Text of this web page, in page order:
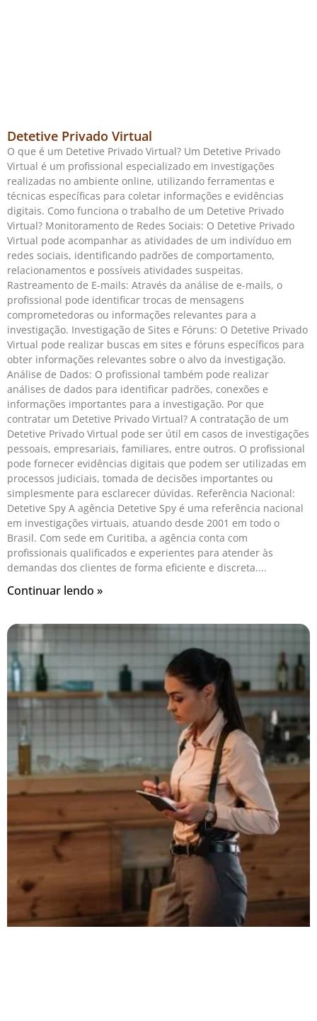
Detetive Privado Virtual
O que é um Detetive Privado Virtual? Um Detetive Privado
Virtual é um profissional especializado em investigações
realizadas no ambiente online, utilizando ferramentas e
técnicas específicas para coletar informações e evidências
digitais. Como funciona o trabalho de um Detetive Privado
Virtual? Monitoramento de Redes Sociais: O Detetive Privado
Virtual pode acompanhar as atividades de um indivíduo em
redes sociais, identificando padrões de comportamento,
relacionamentos e possíveis atividades suspeitas.
Rastreamento de E-mails: Através da análise de e-mails, o
profissional pode identificar trocas de mensagens
comprometedoras ou informações relevantes para a
investigação. Investigação de Sites e Fóruns: O Detetive Privado
Virtual pode realizar buscas em sites e fóruns específicos para
obter informações relevantes sobre o alvo da investigação.
Análise de Dados: O profissional também pode realizar
análises de dados para identificar padrões, conexões e
informações importantes para a investigação. Por que
contratar um Detetive Privado Virtual? A contratação de um
Detetive Privado Virtual pode ser útil em casos de investigações
pessoais, empresariais, familiares, entre outros. O profissional
pode fornecer evidências digitais que podem ser utilizadas em
processos judiciais, tomada de decisões importantes ou
simplesmente para esclarecer dúvidas. Referência Nacional:
Detetive Spy A agência Detetive Spy é uma referência nacional
em investigações virtuais, atuando desde 2001 em todo o
Brasil. Com sede em Curitiba, a agência conta com
profissionais qualificados e experientes para atender às
demandas dos clientes de forma eficiente e discreta.
Continuar lendo »